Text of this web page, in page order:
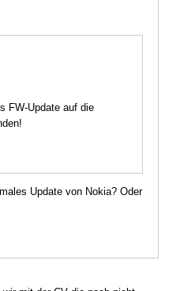
FW-Update auf die
Update von Nokia? Oder